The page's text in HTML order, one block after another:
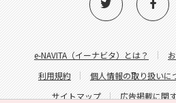
e-NAVITA（イーナビタ）とは？
利用規約
個人情報の取り扱いに
サイトマップ
広告掲載に関